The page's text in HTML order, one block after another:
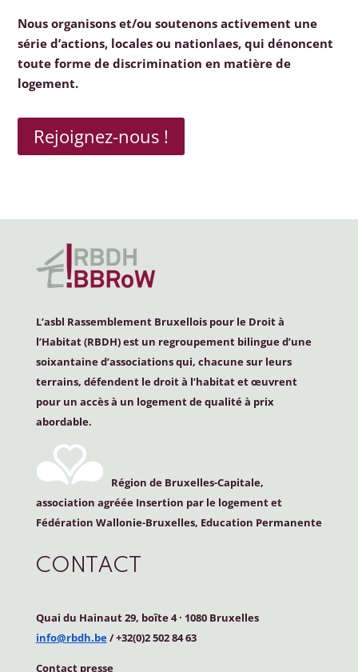
Nous organisons et/ou soutenons activement une
série d’actions, locales ou nationlaes, qui dénoncent
toute forme de discrimination en matière de
logement.
Rejoignez-nous !
L’asbl Rassemblement Bruxellois pour le Droit à
l’Habitat (RBDH) est un regroupement bilingue d’une
soixantaine d’associations qui, chacune sur leurs
terrains, défendent le droit à l’habitat et œuvrent
pour un accès à un logement de qualité à prix
abordable.
Région de Bruxelles-Capitale,
association agréée Insertion par le logement et
Fédération Wallonie-Bruxelles, Education Permanente
CONTACT
Quai du Hainaut 29, boîte 4· 1080 Bruxelles
info@rbdh.be/ +32(0)2 502 84 63
Contact presse